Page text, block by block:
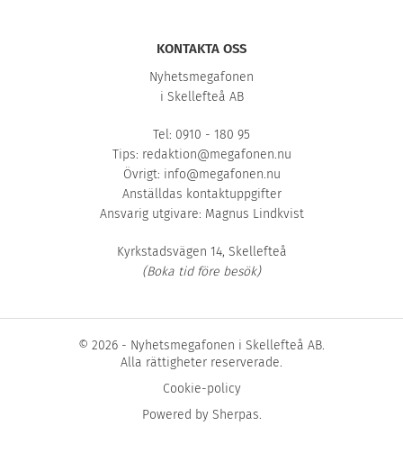
KONTAKTA OSS
Nyhetsmegafonen
i Skellefteå AB
Tel: 0910 - 180 95
Tips: redaktion@megafonen.nu
Övrigt: info@megafonen.nu
Anställdas kontaktuppgifter
Ansvarig utgivare: Magnus Lindkvist
Kyrkstadsvägen 14, Skellefteå
(Boka tid före besök)
© 2026 - Nyhetsmegafonen i Skellefteå AB.
Alla rättigheter reserverade.
Cookie-policy
Powered by Sherpas.